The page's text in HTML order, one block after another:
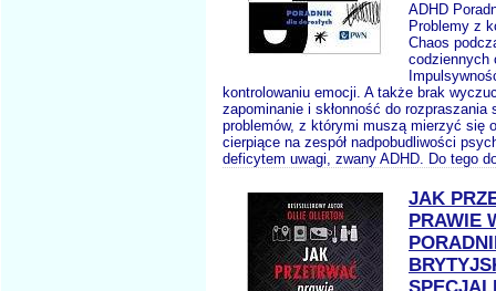
ADHD
Problemy z
Chaos
codziennych
kontrolowaniu emocji. A także brak
zapominanie i skłonność do
problemów, z którymi muszą mierzyć się
cierpiące na zespół nadpobudliwości
deficytem uwagi, zwany ADHD. Do tego
JAK
PRAWIE